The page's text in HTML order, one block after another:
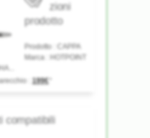
zioni
prodotto
Prodotto :
CAPPA
Marca :
HOTPOINT
:
199€
compatibili